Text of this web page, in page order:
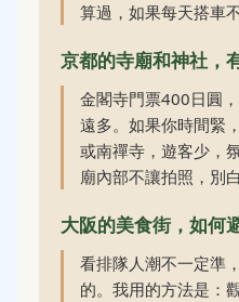
算過，如果每天搭車
京都的寺廟和神社，
金閣寺門票400日圓
遠多。如果你時間緊
或南禪寺，遊客少，
廟內部不讓拍照，別
大阪的美食街，如何
看排隊人潮不一定準
的。我用的方法是：